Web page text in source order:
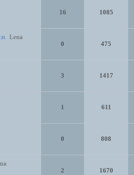
16
1085
Lena
0 475
3 1417
1
611
0
808
2 1670